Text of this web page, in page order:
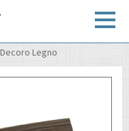
Legno